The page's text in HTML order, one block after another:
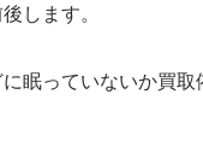
します。
眠っていないか買